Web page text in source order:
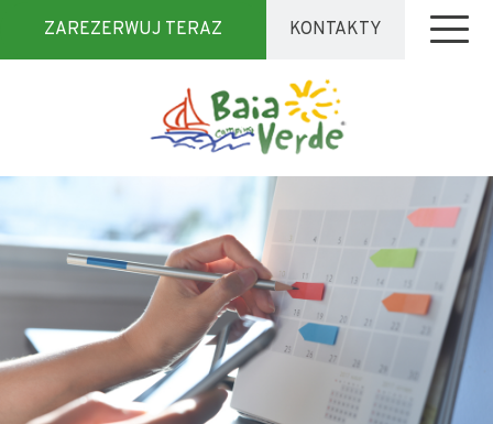
ZAREZERWUJ TERAZ KONTAKTY